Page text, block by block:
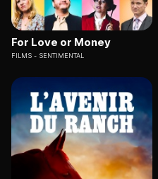
For Love or Money
FILMS SENTIMENTAL